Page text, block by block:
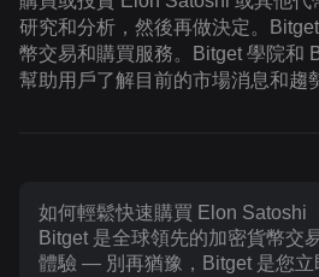
研究和分析，然後再做決定。
幣交易和購買服務。Bitget 學院和
幫助用戶了解目前的市場消息和趨
如何輕鬆快速購買 Elon Satoshi
Bitget 是全球領先的加密貨幣交
體驗 — 別再猶豫，Bitget 是您立